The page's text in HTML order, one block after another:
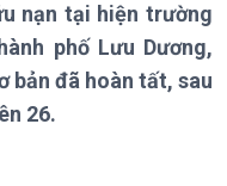
sự 12h
sự 18h
sự 21h30
tin
nạn tại hiện trường
phố Lưu Dương,
bản đã hoàn tất, sau
26.